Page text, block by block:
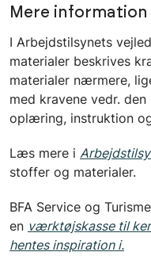
Mere information
I Arbejdstilsynets
materialer beskrives
materialer nærmere,
med kravene vedr.
oplæring, instruktion
Læs mere i
stoffer og materialer.
BFA Service og
en værktøjskasse til
hentes inspiration i.